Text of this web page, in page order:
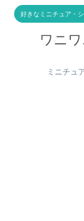
好きなミニチュア・
ワニ
ミニチュ